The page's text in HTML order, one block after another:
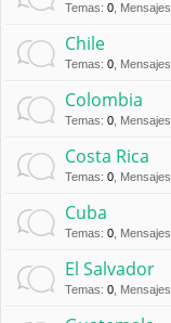
Temas: 0 Mensajes
Chile
Temas: 0 Mensajes
Colombia
Temas: 0 Mensajes
Costa Rica
Temas: 0 Mensajes
Cuba
Temas: 0 Mensajes
El Salvador
Temas: 0 Mensajes